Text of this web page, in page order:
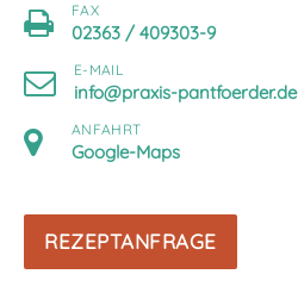
FAX
02363 / 409303-9
E-MAIL
info@praxis-pantfoerder.de
ANFAHRT
Google-Maps
REZEPTANFRAGE